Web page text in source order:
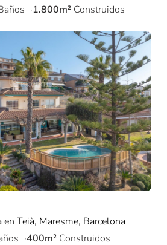
1.800m² Construidos
Teià, Maresme, Barcelona
400m² Construidos